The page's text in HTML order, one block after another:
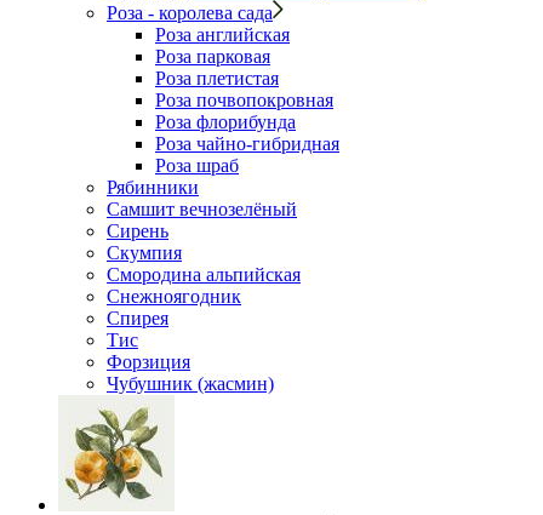
Роза - королева сада
Роза английская
Роза парковая
Роза плетистая
Роза почвопокровная
Роза флорибунда
Роза чайно-гибридная
Роза шраб
Рябинники
Самшит вечнозелёный
Сирень
Скумпия
Смородина альпийская
Снежноягодник
Спирея
Тис
Форзиция
Чубушник (жасмин)